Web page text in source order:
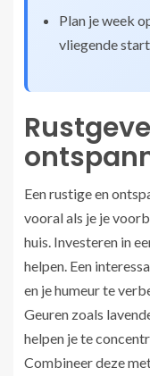
Plan je week
vliegende start.
Een rustige en
vooral als je je
huis. Investeren in
helpen. Een
en je humeur te
Geuren zoals
helpen je te
Combineer deze